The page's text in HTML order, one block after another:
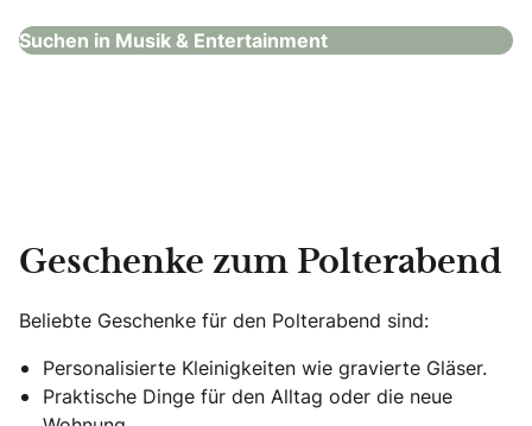
Suchen in Musik & Entertainment
Geschenke zum Polterabend
Beliebte Geschenke für den Polterabend sind:
Personalisierte Kleinigkeiten wie gravierte Gläser.
Praktische Dinge für den Alltag oder die neue